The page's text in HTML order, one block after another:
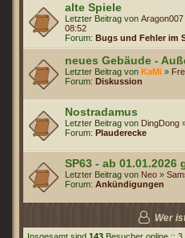
alte Spiele
Letzter Beitrag von Aragon007
08:52
Forum: Bugs und Fehler im
neues Gebäude -
Letzter Beitrag von KaMi »
Forum: Diskussion
Nostradamus
Letzter Beitrag von DingDong
Forum: Plauderecke
SP63 - ab 01.01.2026
Letzter Beitrag von Neo »
Forum: Ankündigungen
Wer